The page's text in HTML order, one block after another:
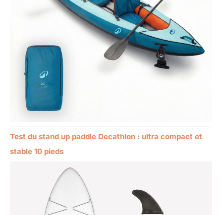
Test du stand up paddle Decathlon : ultra compact et
stable 10 pieds